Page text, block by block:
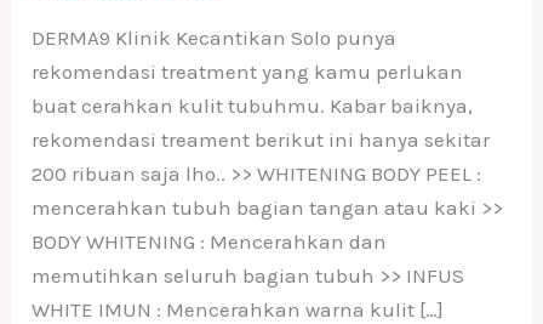
DERMA9 Klinik Kecantikan Solo punya
rekomendasi treatment yang kamu perlukan
buat cerahkan kulit tubuhmu. Kabar baiknya,
rekomendasi treament berikut ini hanya sekitar
200 ribuan saja lho.. >> WHITENING BODY PEEL :
mencerahkan tubuh bagian tangan atau kaki >>
BODY WHITENING : Mencerahkan dan
memutihkan seluruh bagian tubuh >> INFUS
WHITE IMUN : Mencerahkan warna kulit […]